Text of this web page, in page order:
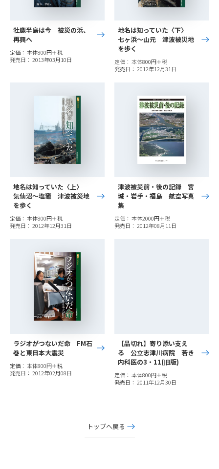
牡鹿半島は今 被災の浜、
再興へ
定価： 本体800円＋税
発売日： 2013年03月10日
地名は知っていた〈下〉
七ヶ浜～山元 津波被災地
を歩く
定価： 本体800円＋税
発売日： 2012年12月31日
地名は知っていた〈上〉
気仙沼～塩竈 津波被災地
を歩く
定価： 本体800円＋税
発売日： 2012年12月31日
津波被災前・後の記録 宮
城・岩手・福島 航空写真
集
定価： 本体2000円＋税
発売日： 2012年08月11日
ラジオがつないだ命 FM石
巻と東日本大震災
定価： 本体800円＋税
発売日： 2012年02月08日
【品切れ】寄り添い支え
る 公立志津川病院 若き
内科医の3・11(旧版)
定価： 本体800円＋税
発売日： 2011年12月30日
トップへ戻る